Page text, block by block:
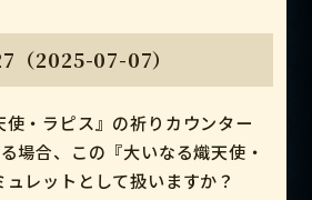
（2025-07-07）
使・ラピス』の祈りカウンター
場合、この『大いなる熾天使・
レットとして扱いますか？